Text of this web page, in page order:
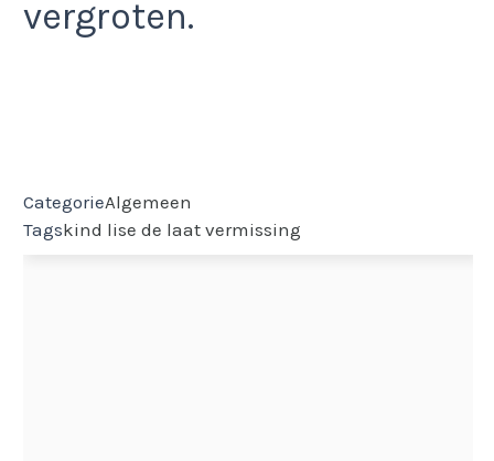
vergroten.
CategorieAlgemeen
Tagskind lise de laat vermissing